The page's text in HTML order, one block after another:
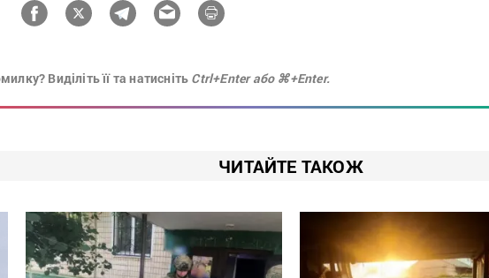
Виділіть її та натисніть Ctrl+Enter або ⌘+Enter.
ЧИТАЙТЕ ТАКОЖ